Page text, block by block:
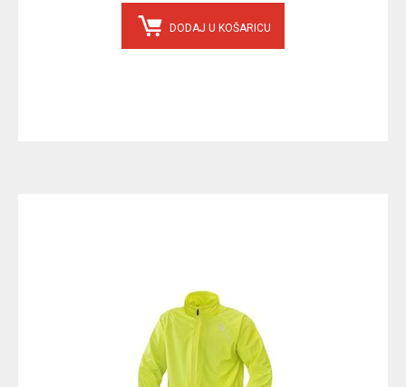
DODAJ U KOŠARICU